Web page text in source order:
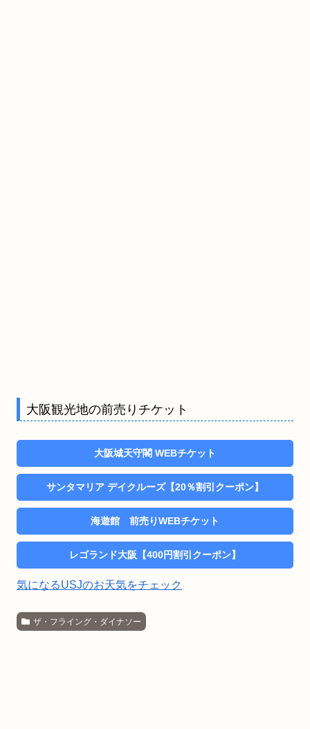
大阪観光地の前売りチケット
大阪城天守閣 WEBチケット
サンタマリア デイクルーズ【20％割引クーポン】
海遊館 前売りWEBチケット
レゴランド大阪【400円割引クーポン】
気になるUSJのお天気をチェック
ザ・フライング・ダイナソー